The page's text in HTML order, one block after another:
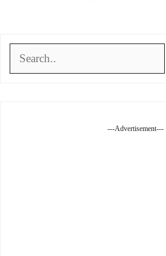
---Advertisement---